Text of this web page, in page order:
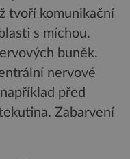
tvoří komunikační
s míchou.
buněk.
nervové
před
Zabarvení